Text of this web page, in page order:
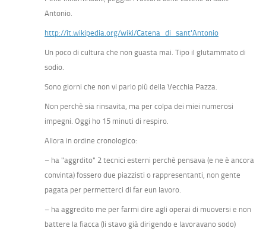
Antonio.
http://it.wikipedia.org/wiki/Catena_di_sant'Antonio
Un poco di cultura che non guasta mai. Tipo il glutammato di
sodio.
Sono giorni che non vi parlo più della Vecchia Pazza.
Non perchè sia rinsavita, ma per colpa dei miei numerosi
impegni. Oggi ho 15 minuti di respiro.
Allora in ordine cronologico:
– ha "aggrdito" 2 tecnici esterni perchè pensava (e ne è ancora
convinta) fossero due piazzisti o rappresentanti, non gente
pagata per permetterci di far eun lavoro.
– ha aggredito me per farmi dire agli operai di muoversi e non
battere la fiacca (li stavo già dirigendo e lavoravano sodo)